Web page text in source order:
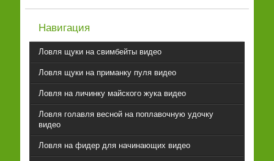
Навигация
Ловля щуки на свимбейты видео
Ловля щуки на приманку пуля видео
Ловля на личинку майского жука видео
Ловля голавля весной на поплавочную удочку
видео
Ловля на фидер для начинающих видео